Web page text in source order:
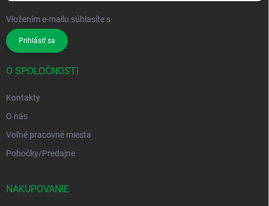
Vložením e-mailu súhlasíte s
Prihlásiť sa
O SPOLOČNOSTI
Kontakty
O nás
Voľné pracovné miesta
Pobočky/Predajne
NAKUPOVANIE